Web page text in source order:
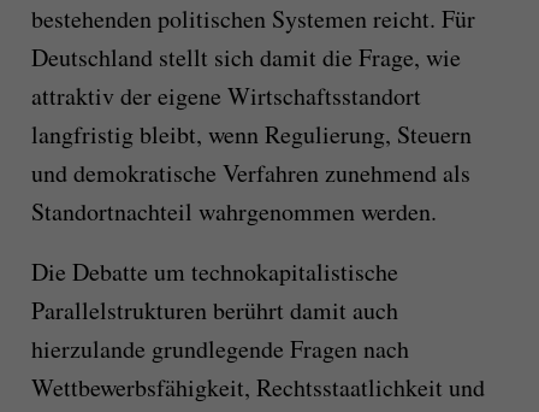
bestehenden politischen Systemen reicht. Für
Deutschland stellt sich damit die Frage, wie
attraktiv der eigene Wirtschaftsstandort
langfristig bleibt, wenn Regulierung, Steuern
und demokratische Verfahren zunehmend als
Standortnachteil wahrgenommen werden.
Die Debatte um technokapitalistische
Parallelstrukturen berührt damit auch
hierzulande grundlegende Fragen nach
Wettbewerbsfähigkeit, Rechtsstaatlichkeit und